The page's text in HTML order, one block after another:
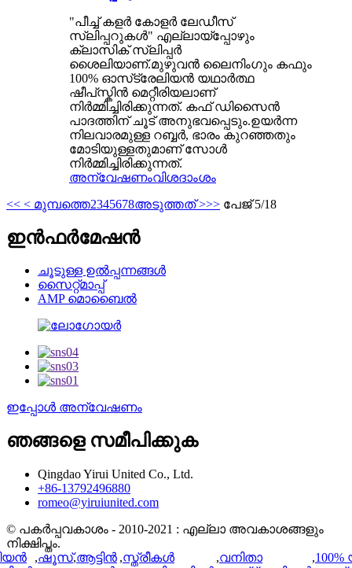
"പീച്ച് കളർ കോളർ ലേഡീസ്
സ്ലിപ്പറുകൾ" എല്ലായ്പ്പോഴും
ക്ലാസിക് സ്ലിപ്പർ
ശൈലിയാണ്.മുഴുവൻ ലൈനിംഗും കഫും
100% ഓസ്‌ട്രേലിയൻ യഥാർത്ഥ
ഷീപ്‌സ്കിൻ മെറ്റീരിയലാണ്
നിർമ്മിച്ചിരിക്കുന്നത്. കഫ് ഡിസൈൻ
പാദത്തിന് ചൂട് അനുഭവപ്പെടും.ഉയർന്ന
നിലവാരമുള്ള റബ്ബർ, ഭാരം കുറഞ്ഞതും
മോടിയുള്ളതുമാണ് സോൾ
നിർമ്മിച്ചിരിക്കുന്നത്.
അന്വേഷണംവിശദാംശം
<< < മുമ്പത്തെ2345678അടുത്തത് >>> പേജ് 5/18
ഇൻഫർമേഷൻ
ചൂടുള്ള ഉൽപ്പന്നങ്ങൾ
സൈറ്റ്മാപ്പ്
AMP മൊബൈൽ
ഇപ്പോൾ അന്വേഷണം
ഞങ്ങളെ സമീപിക്കുക
Qingdao Yirui United Co., Ltd.
+86-13792496880
romeo@yiruiunited.com
© പകർപ്പവകാശം - 2010-2021 : എല്ലാ അവകാശങ്ങളും
നിക്ഷിപ്തം.
,ഷൂസ്,ആട്ടിൻ ,സ്ത്രീകൾ
,വനിതാ
,